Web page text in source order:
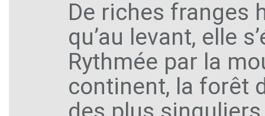
De riches franges
qu’au levant, elle
Rythmée par la
continent, la forêt